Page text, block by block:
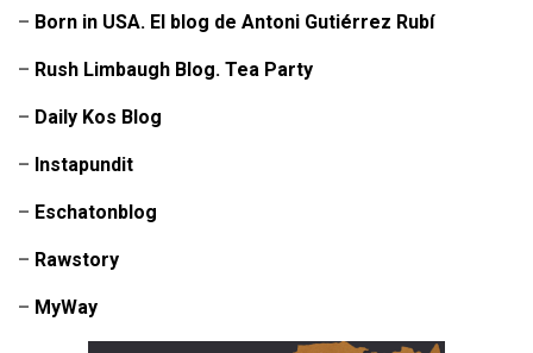
– Born in USA. El blog de Antoni Gutiérrez Rubí
– Rush Limbaugh Blog. Tea Party
– Daily Kos Blog
– Instapundit
– Eschatonblog
– Rawstory
– MyWay